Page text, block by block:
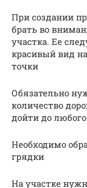
При создании
брать во
участка. Ее
красивый вид
точки
Обязательно
количество
дойти до
Необходимо
грядки
На участке